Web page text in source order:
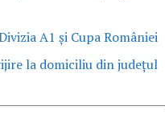
A1 și Cupa României
la domiciliu din județul